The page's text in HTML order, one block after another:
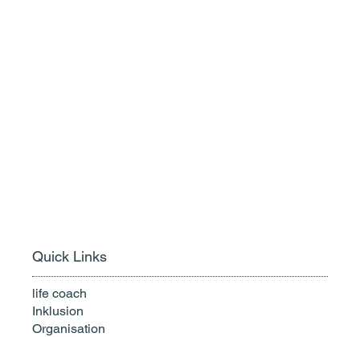
Quick Links
life coach
Inklusion
Organisation